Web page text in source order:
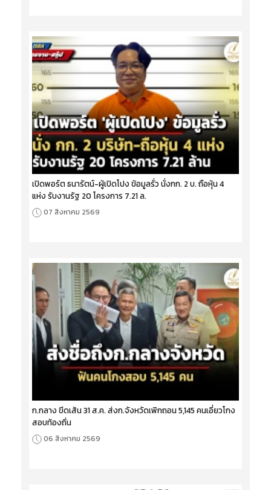
เปิดพอร์ต ธนารัตน์-ผู้เปิดโปง ข้อมูลรั่ว นั่งกก. 2 บ. ถือหุ้น 4
แห่ง รับงานรัฐ 20 โครงการ 7.21 ล.
07 สิงหาคม 2569
ก.กลาง ขีดเส้น 31 ส.ค. ส่งก.จังหวัดเพิกถอน 5,145 คนเอี่ยวโกง
สอบท้องถิ่น
06 สิงหาคม 2569